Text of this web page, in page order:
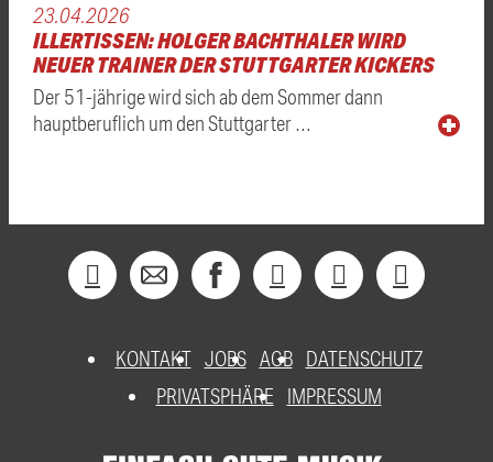
23.04.2026
ILLERTISSEN: HOLGER BACHTHALER WIRD
NEUER TRAINER DER STUTTGARTER KICKERS
Der 51-jährige wird sich ab dem Sommer dann
hauptberuflich um den Stuttgarter …
KONTAKT JOBS AGB DATENSCHUTZ
PRIVATSPHÄRE
IMPRESSUM